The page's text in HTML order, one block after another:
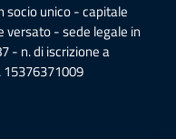
socio unico - capitale
versato - sede legale in
- n. di iscrizione a
15376371009